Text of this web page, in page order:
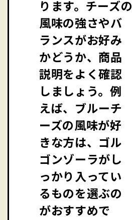
ります。チーズの
風味の強さやバ
ランスがお好み
かどうか、商品
説明をよく確認
しましょう。例
えば、ブルーチ
ーズの風味が好
きな方は、ゴル
ゴンゾーラがし
っかり入ってい
るものを選ぶの
がおすすめで